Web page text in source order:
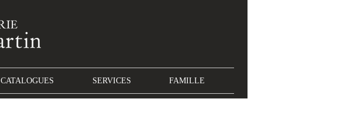
CATALOGUES SERVICES FAMILLE